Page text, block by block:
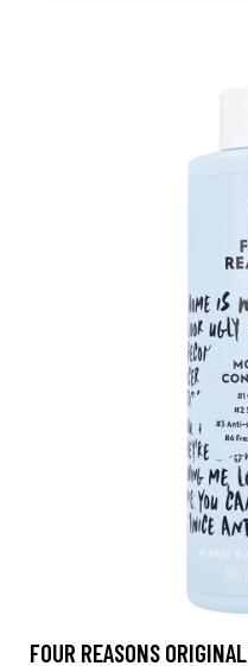
FOUR REASONS